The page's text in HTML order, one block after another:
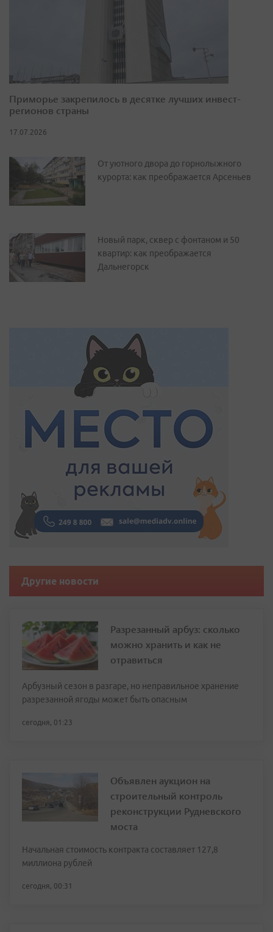
Приморье закрепилось в десятке лучших инвест-
регионов страны
17.07.2026
От уютного двора до горнолыжного
курорта: как преображается Арсеньев
Новый парк, сквер с фонтаном и 50
квартир: как преображается
Дальнегорск
Другие новости
Разрезанный арбуз: сколько
можно хранить и как не
отравиться
Арбузный сезон в разгаре, но неправильное хранение
разрезанной ягоды может быть опасным
сегодня, 01:23
Объявлен аукцион на
строительный контроль
реконструкции Рудневского
моста
Начальная стоимость контракта составляет 127,8
миллиона рублей
сегодня, 00:31